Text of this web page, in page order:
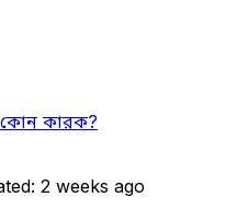
কোন কারক?
2 weeks ago